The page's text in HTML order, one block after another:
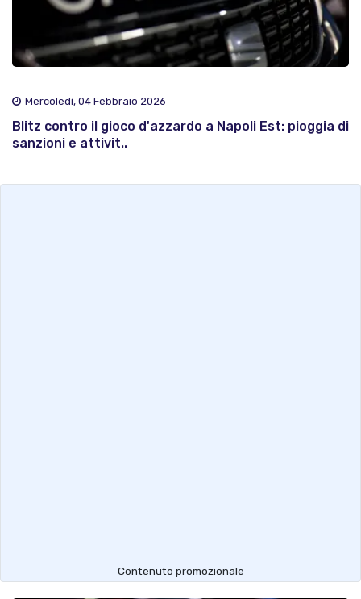
Mercoledì, 04 Febbraio 2026
Blitz contro il gioco d'azzardo a Napoli Est: pioggia di
sanzioni e attivit..
Contenuto promozionale